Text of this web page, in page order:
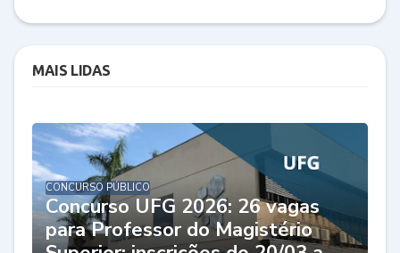
MAIS LIDAS
CONCURSO PÚBLICO
Concurso UFG 2026: 26 vagas
para Professor do Magistério